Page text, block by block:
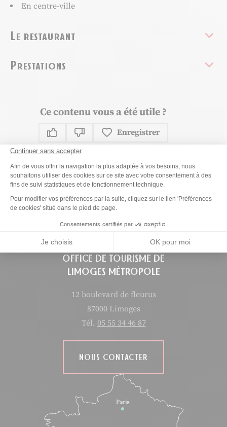
Continuer sans accepter
Plateforme de Gestion du
Afin de vous offrir la navigation la plus adaptée à vos besoins, nous
souhaitons utiliser des cookies sur ce site avec votre consentement à des
fins de suivi statistiques et de fonctionnement technique.
Pour modifier vos préférences par la suite, cliquez sur le lien 'Préférences
de cookies' situé dans le pied de page.
Consentements certifiés par
Je choisis OK pour moi
Axeptio consent
En centre-ville
Le restaurant
Prestations
Ce contenu vous a été utile ?
Ce contenu vous a été utile
Ce contenu ne vous a pas été utile
Enregistrer
Partager ce contenu
Partager sur Facebook (nouvelle fenêtre)
Partager sur X / Twitter (nouvelle
Partager sur WhatsApp
Partager par mail
OFFICE DE TOURISME DE
LIMOGES MÉTROPOLE
12 boulevard de fleurus
87000 Limoges
Tél. 05 55 34 46 87
NOUS CONTACTER